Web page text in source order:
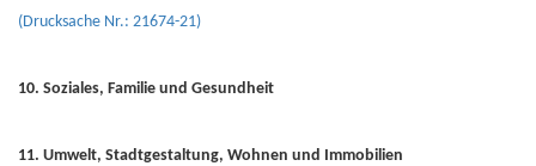
(Drucksache Nr.: 21674-21)
10. Soziales, Familie und Gesundheit
11. Umwelt, Stadtgestaltung, Wohnen und Immobilien